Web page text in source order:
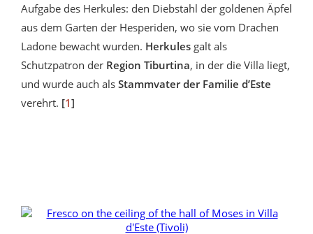
Aufgabe des Herkules: den Diebstahl der goldenen Äpfel
aus dem Garten der Hesperiden, wo sie vom Drachen
Ladone bewacht wurden. Herkules galt als
Schutzpatron der Region Tiburtina, in der die Villa liegt,
und wurde auch als Stammvater der Familie d’Este
verehrt. [1]